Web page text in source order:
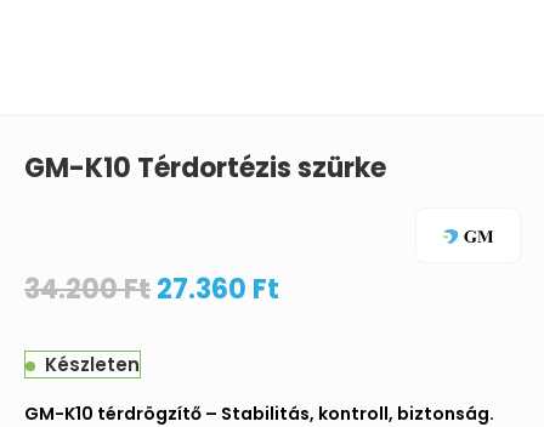
GM-K10 Térdortézis szürke
34.200Ft27.360 Ft
Készleten
GM-K10 térdrögzítő – Stabilitás, kontroll, biztonság.